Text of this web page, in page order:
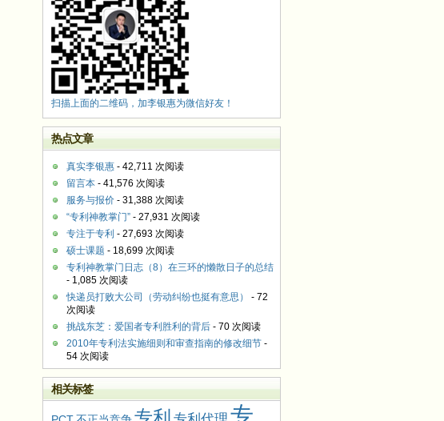
扫描上面的二维码，加李银惠为微信好友！
热点文章
真实李银惠 - 42,711 次阅读
留言本 - 41,576 次阅读
服务与报价 - 31,388 次阅读
“专利神教掌门” - 27,931 次阅读
专注于专利 - 27,693 次阅读
硕士课题 - 18,699 次阅读
专利神教掌门日志（8）在三环的懒散日子的总结
- 1,085 次阅读
快递员打败大公司（劳动纠纷也挺有意思）
- 72
次阅读
挑战东芝：爱国者专利胜利的背后 - 70 次阅读
2010年专利法实施细则和审查指南的修改细节 -
54 次阅读
相关标签
专